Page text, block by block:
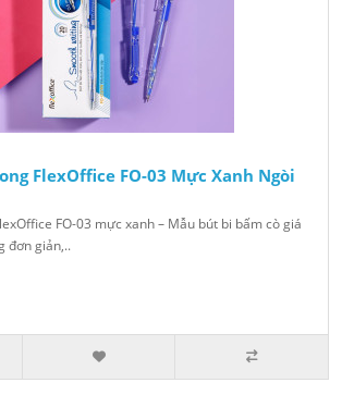
FlexOffice FO-03 Mực Xanh Ngòi
FO-03 mực xanh – Mẫu bút bi bấm cò giá
đơn giản,..